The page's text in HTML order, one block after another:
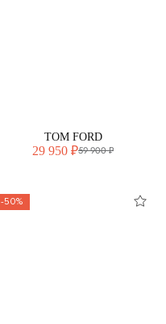
TOM FORD
29 950 ₽59 900 ₽
-50%